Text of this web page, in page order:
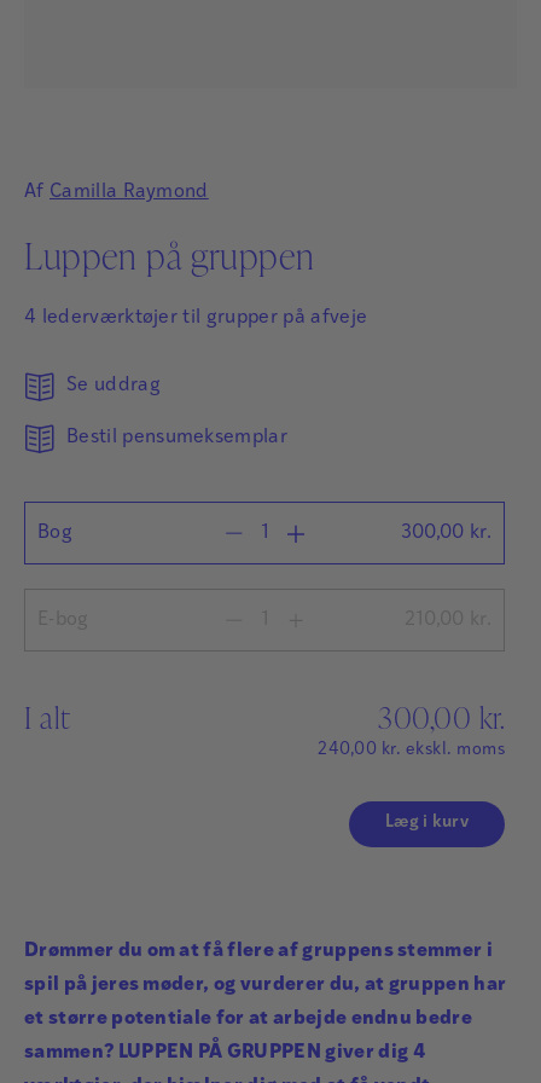
Af Camilla Raymond
Luppen på gruppen
4 lederværktøjer til grupper på afveje
Se uddrag
Bestil pensumeksemplar
Bog 300,00 kr.
I alt 300,00 kr.
240,00 kr. ekskl. moms
Læg i kurv
Drømmer du om at få flere af gruppens stemmer i
spil på jeres møder, og vurderer du, at gruppen har
et større potentiale for at arbejde endnu bedre
sammen? LUPPEN PÅ GRUPPEN giver dig 4